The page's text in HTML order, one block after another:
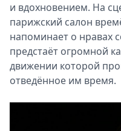
и вдохновением. На
парижский салон
напоминает о нравах
предстаёт огромной
движении которой
отведённое им время.